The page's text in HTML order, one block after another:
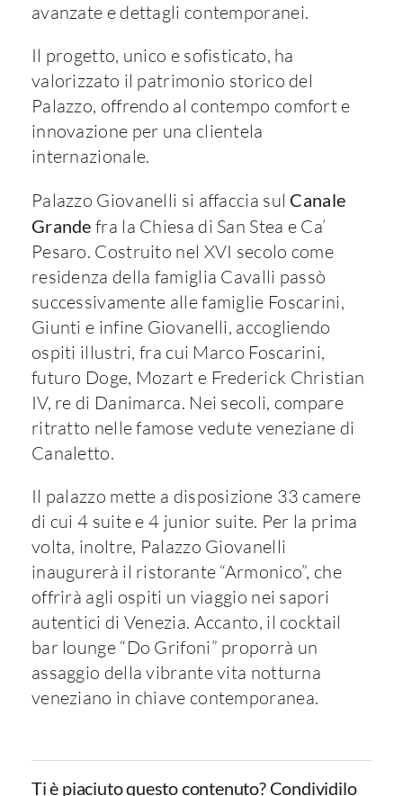
avanzate e dettagli contemporanei.
Il progetto, unico e sofisticato, ha
valorizzato il patrimonio storico del
Palazzo, offrendo al contempo comfort e
innovazione per una clientela
internazionale.
Palazzo Giovanelli si affaccia sul Canale
Grande fra la Chiesa di San Stea e Ca’
Pesaro. Costruito nel XVI secolo come
residenza della famiglia Cavalli passò
successivamente alle famiglie Foscarini,
Giunti e infine Giovanelli, accogliendo
ospiti illustri, fra cui Marco Foscarini,
futuro Doge, Mozart e Frederick Christian
IV, re di Danimarca. Nei secoli, compare
ritratto nelle famose vedute veneziane di
Canaletto.
Il palazzo mette a disposizione 33 camere
di cui 4 suite e 4 junior suite. Per la prima
volta, inoltre, Palazzo Giovanelli
inaugurerà il ristorante “Armonico”, che
offrirà agli ospiti un viaggio nei sapori
autentici di Venezia. Accanto, il cocktail
bar lounge “Do Grifoni” proporrà un
assaggio della vibrante vita notturna
veneziano in chiave contemporanea.
Ti è piaciuto questo contenuto? Condividilo